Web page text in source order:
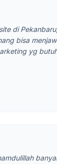
di
bisa
yg